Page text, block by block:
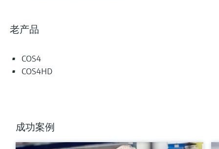
老产品
COS4
COS4HD
成功案例